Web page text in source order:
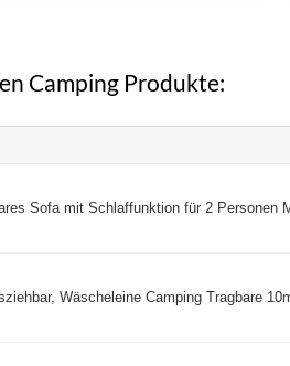
Camping Produkte:
Sofa mit Schlaffunktion für 2 Personen
Wäscheleine Camping Tragbare